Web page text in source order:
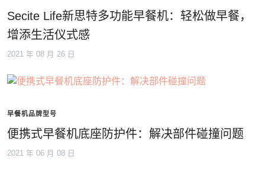
Secite Life新思特多功能早餐机：轻松做早餐，
增添生活仪式感
2021 年 08 月 26 日
早餐机品牌型号
便携式早餐机底座防护件：解决部件碰撞问题
2021 年 06 月 08 日